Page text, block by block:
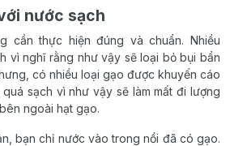
nước sạch
cần thực hiện đúng và chuẩn. Nhiều
vì nghĩ rằng như vậy sẽ loại bỏ bụi bẩn
có nhiều loại gạo được khuyến cáo
sạch vì như vậy sẽ làm mất đi lượng
ngoài hạt gạo.
bạn chỉ nước vào trong nồi đã có gạo.